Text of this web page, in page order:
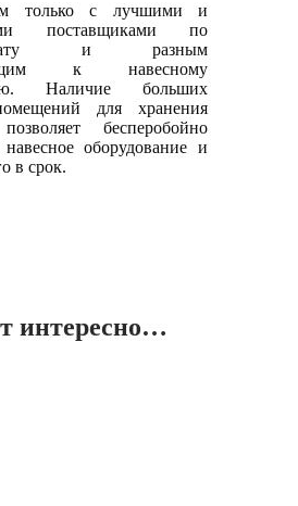
только с лучшими и
поставщиками по
и разным
к навесному
Наличие больших
для хранения
бесперобойно
навесное оборудование и
в срок.
интересно…